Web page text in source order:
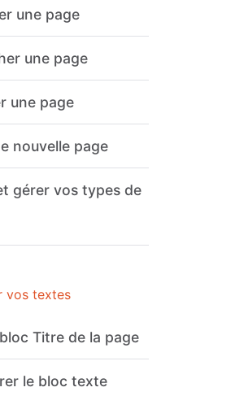
une page
une page
une page
nouvelle page
gérer vos types de
vos textes
Titre de la page
le bloc texte